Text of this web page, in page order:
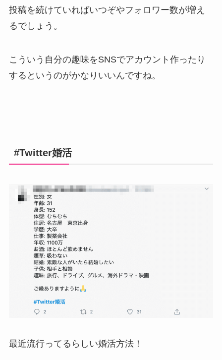
投稿を続けていればいつぞやフォロワー数が増え
るでしょう。
こういう自分の趣味をSNSでアカウント作ったり
するというのがかなりいいんですね。
#Twitter婚活
最近流行ってるらしい婚活方法！